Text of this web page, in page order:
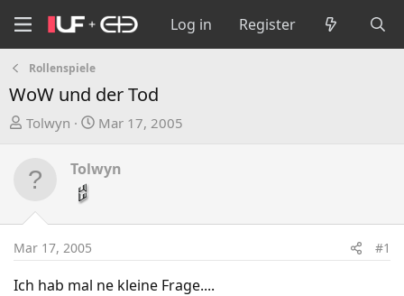
Log in Register
Rollenspiele
WoW und der Tod
T
e
d
t
a
Tolwyn
S
d
t
e
Mar 17, 2005
Tolwyn
Mar 17, 2005 #1
Ich hab mal ne kleine Frage....